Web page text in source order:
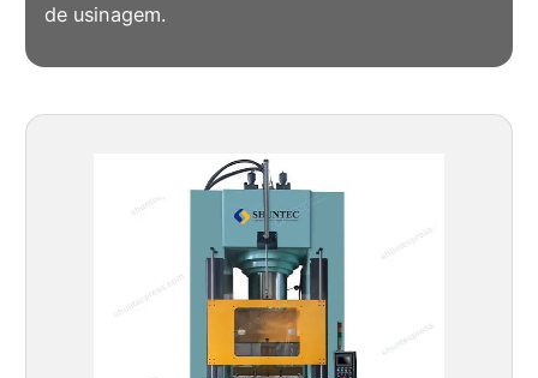
de usinagem.